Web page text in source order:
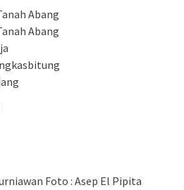
Abang
Abang
Foto : Asep El Pipita